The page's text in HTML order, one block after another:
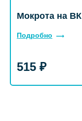
Мокрота на ВК
Подробно
515 ₽